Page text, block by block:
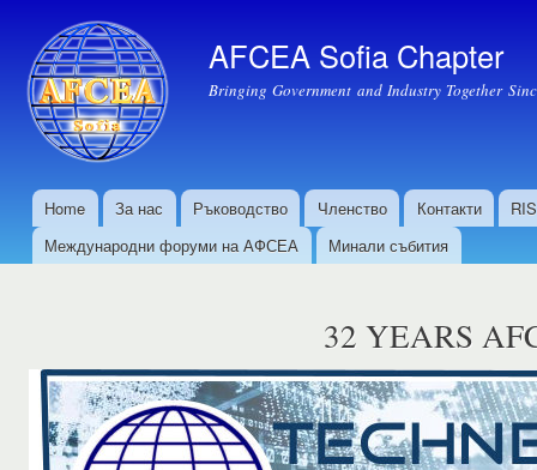
AFCEA Sofia Chapter
Bringing Government and Industry Together
Основно меню
Home За нас Ръководство Членство Контакти
Международни форуми на АФСЕА
Минали събития
32 YEARS